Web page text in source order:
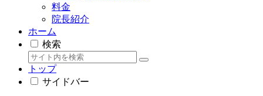
料金
院長紹介
ホーム
検索
トップ
サイドバー